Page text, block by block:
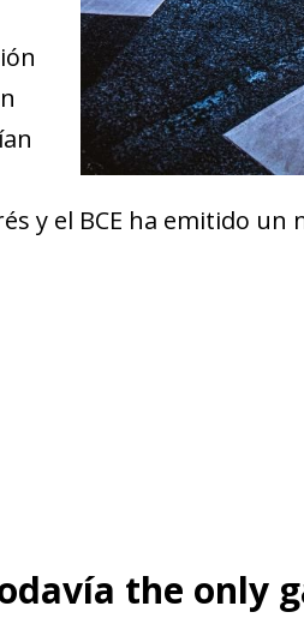
y el BCE ha emitido
the only